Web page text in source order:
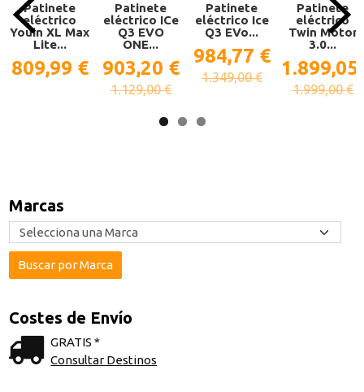
Marcas
Costes de Envío
GRATIS *
Consultar Destinos
Patinete
eléctrico
Youin XL Max
Lite...
809,99 €
Patinete
eléctrico ICe
Q3 EVO
ONE...
903,20 €
1.129,00 €
Patinete
eléctrico Ice
Q3 EVo...
984,77 €
1.349,00 €
Patinete
eléctrico
Twin Motor
3.0...
1.899,05
1.999,00 €